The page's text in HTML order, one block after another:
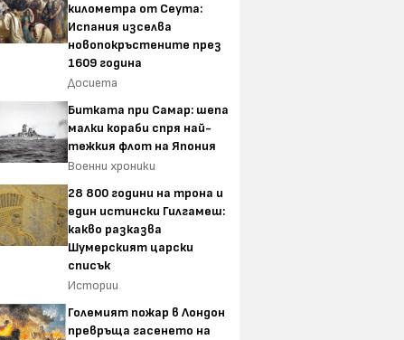
километра от Сеута:
Испания изселва
новопокръстените през
1609 година
Досиета
Битката при Самар: шепа
малки кораби спря най-
тежкия флот на Япония
Военни хроники
28 800 години на трона и
един истински Гилгамеш:
какво разказва
Шумерският царски
списък
Истории
Големият пожар в Лондон
превръща гасенето на